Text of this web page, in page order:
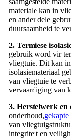
materiale kan in
en ander dele
duursaamheid te
2. Termiese
gebruik word vir
vliegtuie. Dit kan in
isolasiemateriaal
van vliegtuie te
vervaardiging van
3. Herstelwerk en
onderhoud,gekapte
van
integriteit en